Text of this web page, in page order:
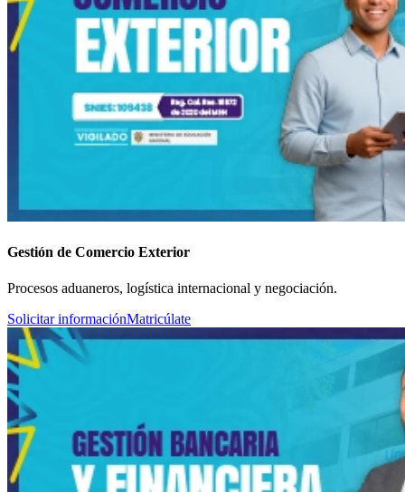
Gestión de Comercio Exterior
Procesos aduaneros, logística internacional y negociación.
Solicitar informaciónMatricúlate